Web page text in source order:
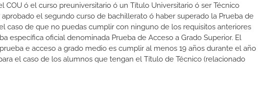
COU ó el curso preuniversitario ó un Título Universitario ó ser Técnico
el segundo curso de bachillerato ó haber superado la Prueba de
caso de que no puedas cumplir con ninguno de los requisitos anteriores
específica oficial denominada Prueba de Acceso a Grado Superior. El
e acceso a grado medio es cumplir al menos 19 años durante el año
el caso de los alumnos que tengan el Título de Técnico (relacionado